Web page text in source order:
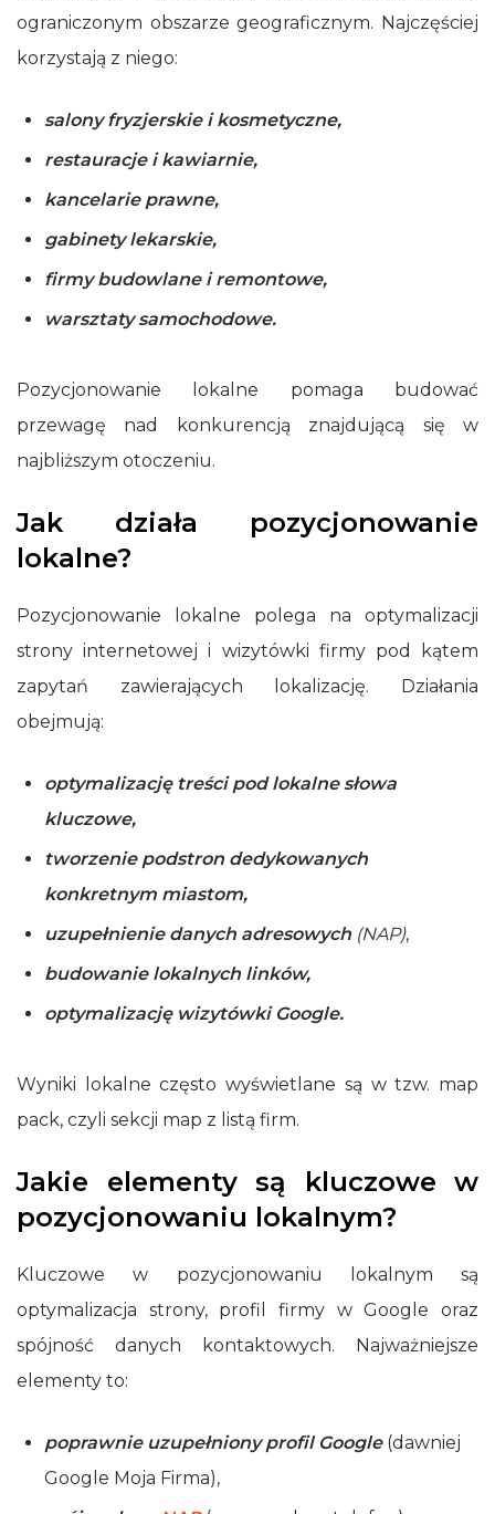
ograniczonym obszarze geograficznym. Najczęściej
korzystają z niego:
salony fryzjerskie i kosmetyczne,
restauracje i kawiarnie,
kancelarie prawne,
gabinety lekarskie,
firmy budowlane i remontowe,
warsztaty samochodowe.
Pozycjonowanie lokalne pomaga budować
przewagę nad konkurencją znajdującą się w
najbliższym otoczeniu.
Jak działa pozycjonowanie
lokalne?
Pozycjonowanie lokalne polega na optymalizacji
strony internetowej i wizytówki firmy pod kątem
zapytań zawierających lokalizację. Działania
obejmują:
optymalizację treści pod lokalne słowa
kluczowe,
tworzenie podstron dedykowanych
konkretnym miastom,
uzupełnienie danych adresowych (NAP),
budowanie lokalnych linków,
optymalizację wizytówki Google.
Wyniki lokalne często wyświetlane są w tzw. map
pack, czyli sekcji map z listą firm.
Jakie elementy są kluczowe w
pozycjonowaniu lokalnym?
Kluczowe w pozycjonowaniu lokalnym są
optymalizacja strony, profil firmy w Google oraz
spójność danych kontaktowych. Najważniejsze
elementy to:
poprawnie uzupełniony profil Google(dawniej
Google Moja Firma),